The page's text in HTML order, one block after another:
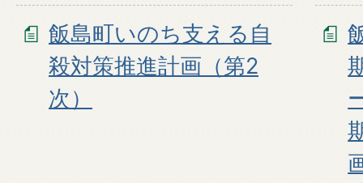
飯島町いのち支える自
殺対策推進計画（第2
次）